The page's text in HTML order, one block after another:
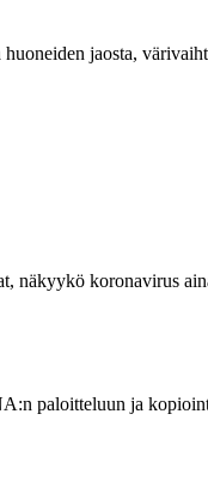
jaosta,
koronavirus
paloitteluun ja